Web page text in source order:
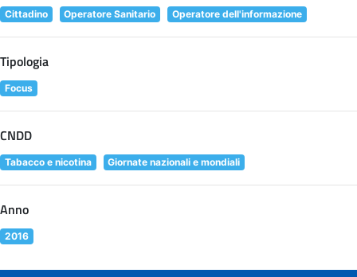
Cittadino Operatore Sanitario Operatore dell'informazione
Tipologia
Focus
CNDD
Tabacco e nicotina Giornate nazionali e mondiali
Anno
2016